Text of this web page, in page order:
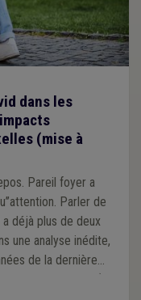
dans les
(mise à
Pareil foyer a
Parler de
une analyse inédite,
de la dernière
au 30-6-2019)